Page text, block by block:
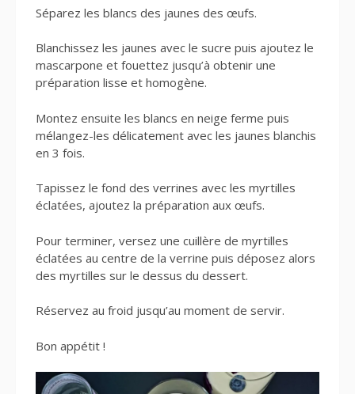
Séparez les blancs des jaunes des œufs.
Blanchissez les jaunes avec le sucre puis ajoutez le
mascarpone et fouettez jusqu’à obtenir une
préparation lisse et homogène.
Montez ensuite les blancs en neige ferme puis
mélangez-les délicatement avec les jaunes blanchis
en 3 fois.
Tapissez le fond des verrines avec les myrtilles
éclatées, ajoutez la préparation aux œufs.
Pour terminer, versez une cuillère de myrtilles
éclatées au centre de la verrine puis déposez alors
des myrtilles sur le dessus du dessert.
Réservez au froid jusqu’au moment de servir.
Bon appétit !